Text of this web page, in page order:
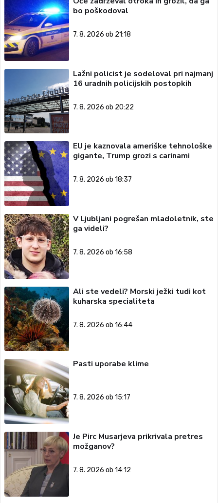
bo poškodoval
7. 8. 2026 ob 21:18
Lažni policist je sodeloval pri najmanj
16 uradnih policijskih postopkih
7. 8. 2026 ob 20:22
EU je kaznovala ameriške tehnološke
gigante, Trump grozi s carinami
7. 8. 2026 ob 18:37
V Ljubljani pogrešan mladoletnik, ste
ga videli?
7. 8. 2026 ob 16:58
Ali ste vedeli? Morski ježki tudi kot
kuharska specialiteta
7. 8. 2026 ob 16:44
Pasti uporabe klime
7. 8. 2026 ob 15:17
Je Pirc Musarjeva prikrivala pretres
možganov?
7. 8. 2026 ob 14:12